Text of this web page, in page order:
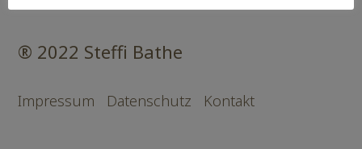
® 2022 Steffi Bathe
Impressum Datenschutz Kontakt